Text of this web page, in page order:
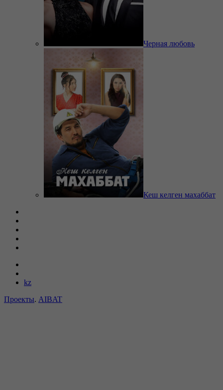
Черная любовь
Кеш келген махаббат
kz
Проекты. AIBAT